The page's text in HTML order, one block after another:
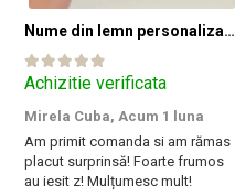
Nume din lemn personalizate pentru panouri foto și baloane - Pret 1 NUME
Achizitie verificata
Mirela Cuba, Acum 1 luna
Am primit comanda si am rămas
placut surprinsă! Foarte frumos
au iesit z! Mulțumesc mult!